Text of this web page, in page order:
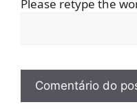
Please retype the